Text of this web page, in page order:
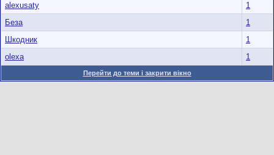
alexusaty
1
Беза
1
Шкодник
1
olexa
1
Перейти до теми і закрити вікно